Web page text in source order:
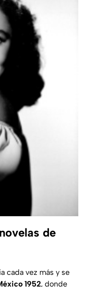
de
cada vez más y se
1952, donde